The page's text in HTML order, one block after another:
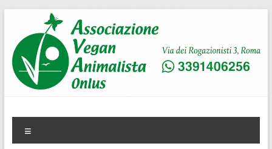
contenuto
AVA
Associazione Vegan Animalista